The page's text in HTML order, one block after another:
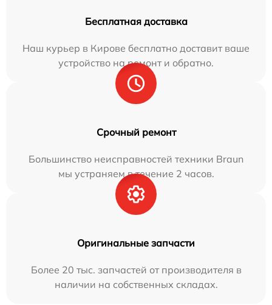
Бесплатная доставка
Наш курьер в Кирове бесплатно доставит ваше
устройство на ремонт и обратно.
Срочный ремонт
Большинство неисправностей техники Braun
мы устраняем в течение 2 часов.
Оригинальные запчасти
Более 20 тыс. запчастей от производителя в
наличии на собственных складах.